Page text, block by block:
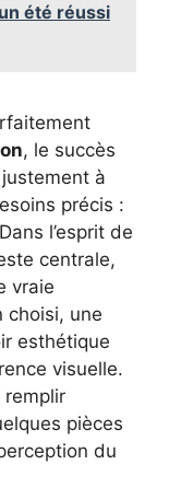
été réussi
, le succès
à
précis :
l’esprit de
centrale,
vraie
choisi, une
esthétique
visuelle.
remplir
pièces
du